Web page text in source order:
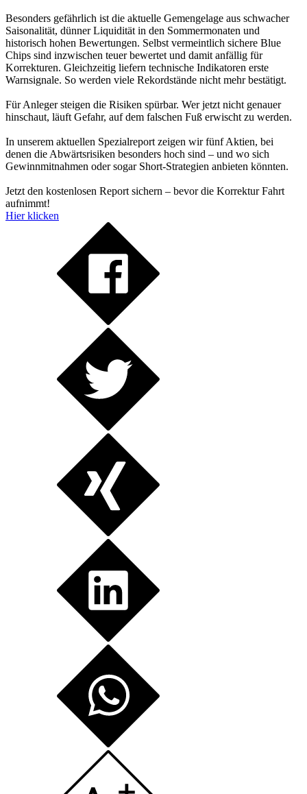
Besonders gefährlich ist die aktuelle Gemengelage aus schwacher
Saisonalität, dünner Liquidität in den Sommermonaten und
historisch hohen Bewertungen. Selbst vermeintlich sichere Blue
Chips sind inzwischen teuer bewertet und damit anfällig für
Korrekturen. Gleichzeitig liefern technische Indikatoren erste
Warnsignale. So werden viele Rekordstände nicht mehr bestätigt.
Für Anleger steigen die Risiken spürbar. Wer jetzt nicht genauer
hinschaut, läuft Gefahr, auf dem falschen Fuß erwischt zu werden.
In unserem aktuellen Spezialreport zeigen wir fünf Aktien, bei
denen die Abwärtsrisiken besonders hoch sind – und wo sich
Gewinnmitnahmen oder sogar Short-Strategien anbieten könnten.
Jetzt den kostenlosen Report sichern – bevor die Korrektur Fahrt
aufnimmt!
Hier klicken